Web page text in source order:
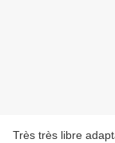
Très très libre